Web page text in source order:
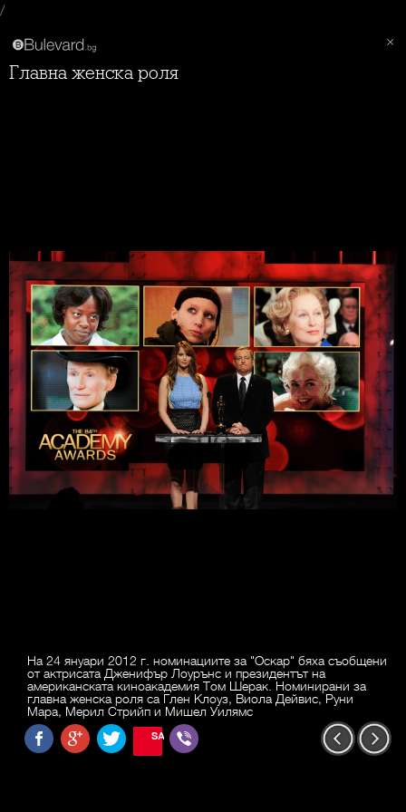
/
Главна женска роля
На 24 януари 2012 г. номинациите за "Оскар" бяха съобщени
от актрисата Дженифър Лоурънс и президентът на
американската киноакадемия Том Шерак. Номинирани за
главна женска роля са Глен Клоуз, Виола Дейвис, Руни
Мара, Мерил Стрийп и Мишел Уилямс
SAVE